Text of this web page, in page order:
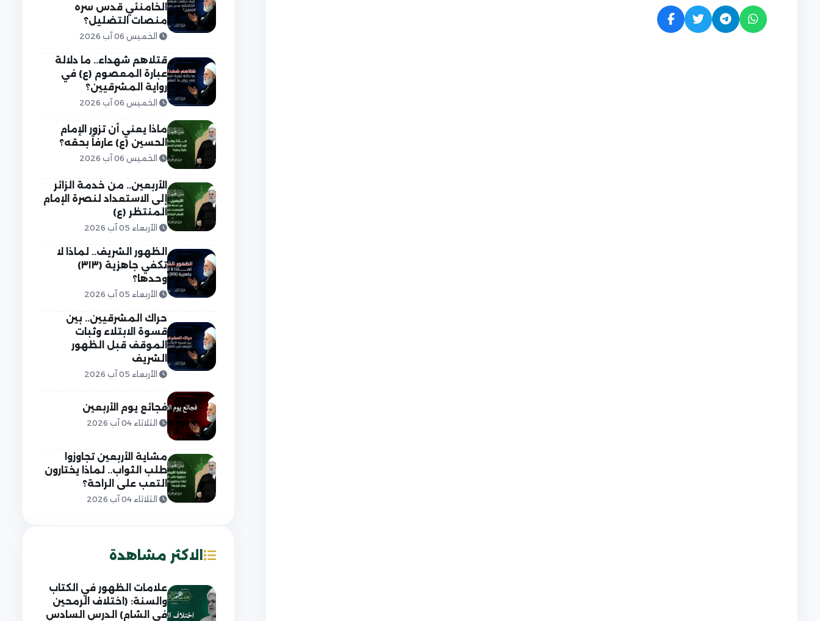
الخامنئي قدس سره
منصات التضليل؟
الخميس 06 آب 2026
قتلاهم شهداء.. ما دلالة
عبارة المعصوم (ع) في
رواية المشرقيين؟
الخميس 06 آب 2026
ماذا يعني أن تزور الإمام
الحسين (ع) عارفاً بحقه؟
الخميس 06 آب 2026
الأربعين.. من خدمة الزائر
إلى الاستعداد لنصرة الإمام
المنتظر (ع)
الأربعاء 05 آب 2026
الظهور الشريف.. لماذا لا
تكفي جاهزية (٣١٣)
وحدها؟
الأربعاء 05 آب 2026
حراك المشرقيين.. بين
قسوة الابتلاء وثبات
الموقف قبل الظهور
الشريف
الأربعاء 05 آب 2026
فجائع يوم الأربعين
الثلاثاء 04 آب 2026
مشاية الأربعين تجاوزوا
طلب الثواب.. لماذا يختارون
التعب على الراحة؟
الثلاثاء 04 آب 2026
الاكثر مشاهدة
علامات الظهور في الكتاب
والسنة: (اختلاف الرمحين
في الشام) الدرس السادس